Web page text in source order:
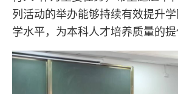
列活动的举办能够持续有效提升
学水平，为本科人才培养质量的提